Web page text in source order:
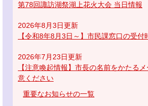
第78回諏訪湖祭湖上花火大会 当日情報
2026年8月3日更新
【令和8年8月3日～】市民課窓口の受
2026年7月23日更新
【注意喚起情報】市長の名前をかたる
意ください
重要なお知らせの一覧